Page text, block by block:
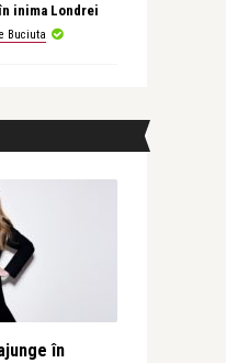
inima Londrei
Buciuta
în